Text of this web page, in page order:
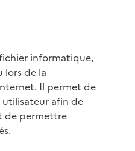
informatique,
lors de la
Il permet de
utilisateur afin de
de permettre